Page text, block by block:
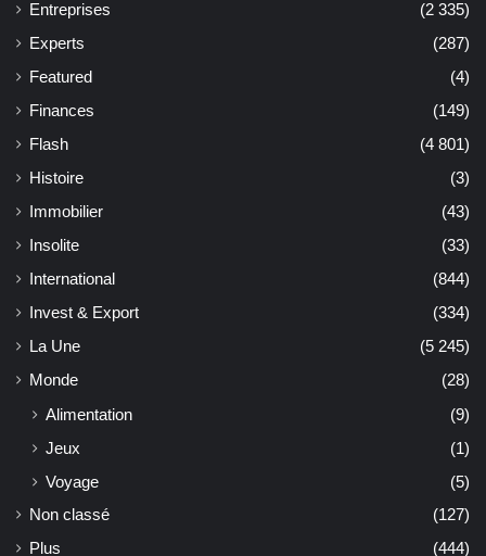
Entreprises
(2 335)
Experts
(287)
Featured
(4)
Finances
(149)
Flash
(4 801)
Histoire
(3)
Immobilier
(43)
Insolite
(33)
International
(844)
Invest & Export
(334)
La Une
(5 245)
Monde
(28)
Alimentation
(9)
Jeux
(1)
Voyage
(5)
Non classé
(127)
Plus
(444)